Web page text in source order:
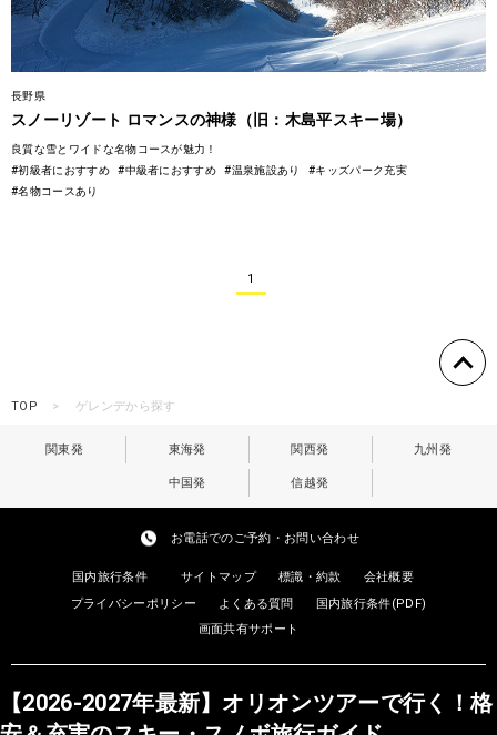
長野県
スノーリゾート ロマンスの神様（旧：木島平スキー場）
良質な雪とワイドな名物コースが魅力！
#初級者におすすめ
#中級者におすすめ #温泉施設あり
#キッズパーク充実
#名物コースあり
1
TOP ゲレンデから探す
関東発 東海発 関西発 九州発
中国発 信越発
お電話でのご予約・お問い合わせ
国内旅行条件 サイトマップ 標識・約款
会社概要
プライバシーポリシー
よくある質問
国内旅行条件(PDF)
画面共有サポート
【2026-2027年最新】オリオンツアーで行く！格